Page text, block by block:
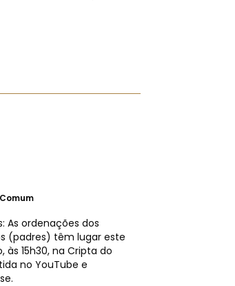
As ordenações dos
(padres) têm lugar este
às 15h30, na Cripta do
no YouTube e